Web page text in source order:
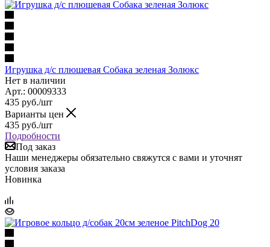
Игрушка д/с плюшевая Собака зеленая Золюкс
Нет в наличии
Арт.: 00009333
435 руб./шт
Варианты цен
435 руб./шт
Подробности
Под заказ
Наши менеджеры обязательно свяжутся с вами и уточнят
условия заказа
Новинка